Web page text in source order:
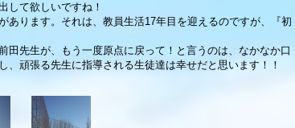
して欲しいですね！
あります。それは、教員生活17年目を迎えるのですが、『初
先生が、もう一度原点に戻って！と言うのは、なかなか口
頑張る先生に指導される生徒達は幸せだと思います！！